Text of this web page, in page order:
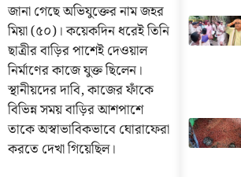
জানা গেছে অভিযুক্তের নাম জহর
মিয়া (৫০)। কয়েকদিন ধরেই তিনি
ছাত্রীর বাড়ির পাশেই দেওয়াল
নির্মাণের কাজে যুক্ত ছিলেন।
স্থানীয়দের দাবি, কাজের ফাঁকে
বিভিন্ন সময় বাড়ির আশপাশে
তাকে অস্বাভাবিকভাবে ঘোরাফেরা
করতে দেখা গিয়েছিল।